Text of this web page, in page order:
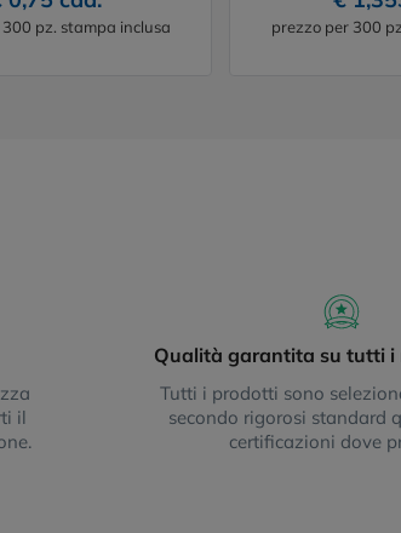
pz. stampa inclusa prezzo per 300
il
Qualità garantita su tutti i
Tutti i prodotti sono
secondo rigorosi standard
certificazioni dove